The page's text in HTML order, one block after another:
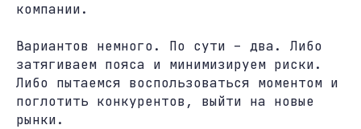
компании.
Вариантов немного. По сути – два. Либо
затягиваем пояса и минимизируем риски.
Либо пытаемся воспользоваться моментом и
поглотить конкурентов, выйти на новые
рынки.